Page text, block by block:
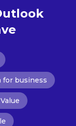
for business